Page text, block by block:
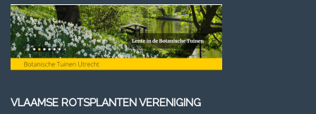
VLAAMSE ROTSPLANTEN VERENIGING